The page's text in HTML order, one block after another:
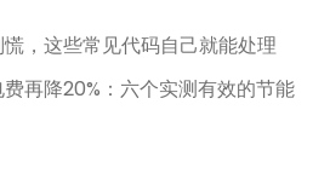
，这些常见代码自己就能处理
再降20%：六个实测有效的节能